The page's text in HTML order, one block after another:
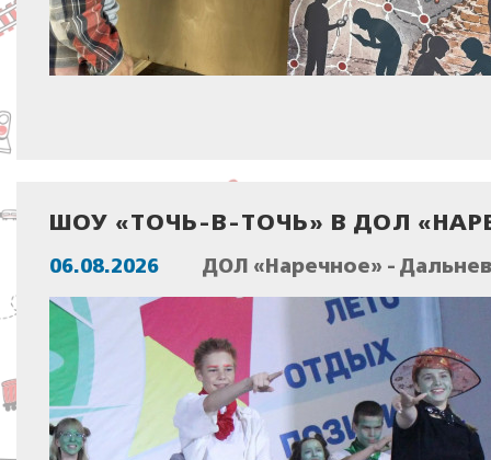
ШОУ «ТОЧЬ-В-ТОЧЬ» В ДОЛ
06.08.2026 ДОЛ «Наречное» -